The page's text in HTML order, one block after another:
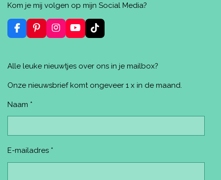
e
l
r
n
n
e
Kom je mij volgen op mijn Social Media?
F
a
b
o
P
i
e
e
I
n
a
r
Y
o
u
e
T
i
o
Alle leuke nieuwtjes over ons in je mailbox?
Onze nieuwsbrief komt ongeveer 1 x in de maand.
Naam *
E-mailadres *